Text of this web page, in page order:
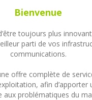
Bienvenue
toujours plus
parti de vos
communications.
offre complète de
afin d’apporter
aux problématiques du